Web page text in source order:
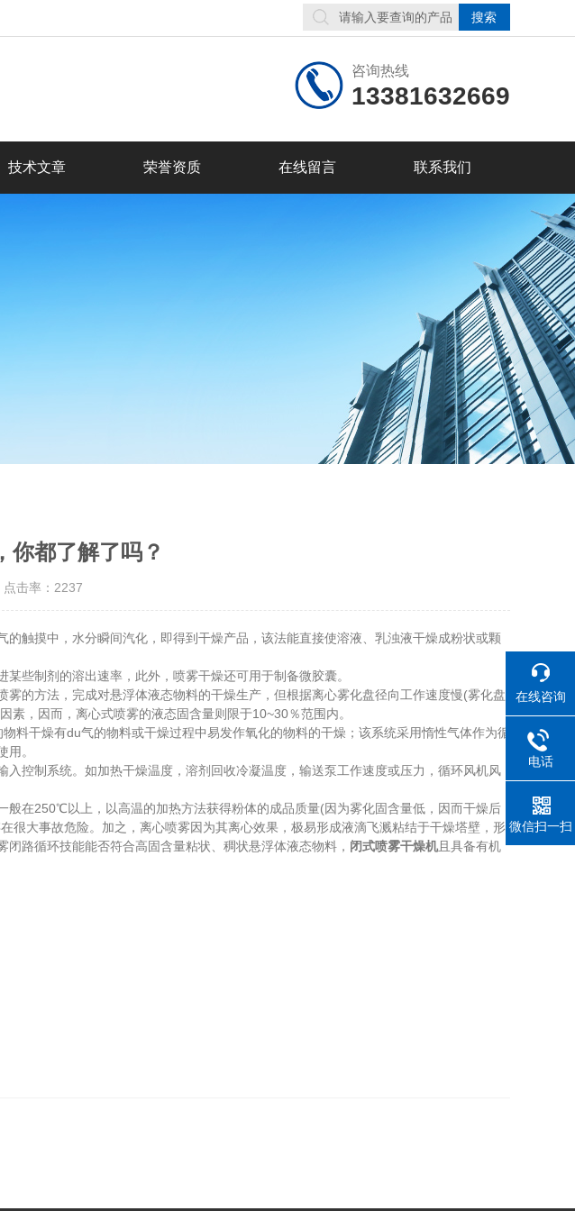
咨询热线
13381632669
技术文章 荣誉资质 在线留言 联系我们
你都了解了吗？
击率：2237
触摸中，水分瞬间汽化，即得到干燥产品，该法能直接使溶液、乳浊液干燥成粉状或颗
些制剂的溶出速率，此外，喷雾干燥还可用于制备微胶囊。
方法，完成对悬浮体液态物料的干燥生产，但根据离心雾化盘径向工作速度慢(雾化盘
，因而，离心式喷雾的液态固含量则限于10~30％范围内。
干燥有du气的物料或干燥过程中易发作氧化的物料的干燥；该系统采用惰性气体作为循
。
制系统。如加热干燥温度，溶剂回收冷凝温度，输送泵工作速度或压力，循环风机风
在250℃以上，以高温的加热方法获得粉体的成品质量(因为雾化固含量低，因而干燥后
大事故危险。加之，离心喷雾因为其离心效果，极易形成液滴飞溅粘结于干燥塔壁，形
路循环技能能否符合高固含量粘状、稠状悬浮体液态物料， 闭式喷雾干燥机 且具备有机
在线咨询
电话
微信扫一扫